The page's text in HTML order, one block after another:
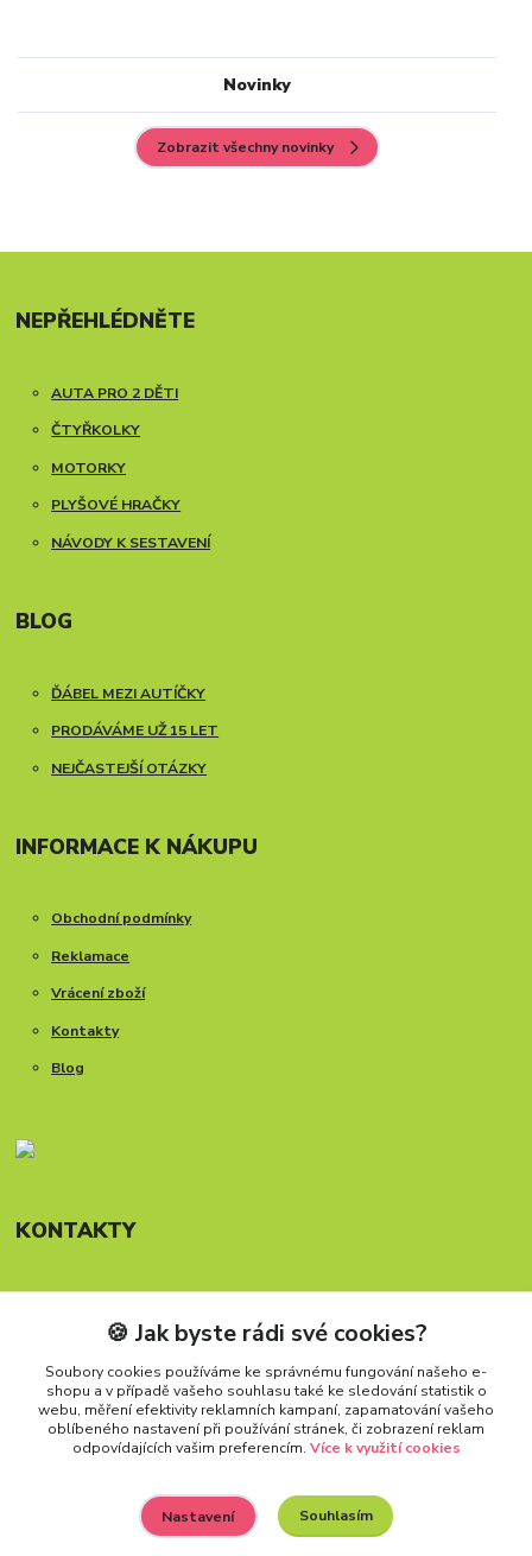
Novinky
Zobrazit všechny novinky
NEPŘEHLÉDNĚTE
AUTA PRO 2 DĚTI
ČTYŘKOLKY
MOTORKY
PLYŠOVÉ HRAČKY
NÁVODY K SESTAVENÍ
BLOG
ĎÁBEL MEZI AUTÍČKY
PRODÁVÁME UŽ 15 LET
NEJČASTEJŠÍ OTÁZKY
INFORMACE K NÁKUPU
Obchodní podmínky
Reklamace
Vrácení zboží
Kontakty
Blog
KONTAKTY
Telefon: +420 777 288 882
Provozní doba Po-Pá, 8-15:30 hod.
info@carforkids.cz
🍪 Jak byste rádi své cookies?
Soubory cookies používáme ke správnému fungování našeho e-
shopu a v případě vašeho souhlasu také ke sledování statistik o
webu, měření efektivity reklamních kampaní, zapamatování vašeho
oblíbeného nastavení při používání stránek, či zobrazení reklam
odpovídajících vašim preferencím. Více k využití cookies
Nastavení Souhlasím